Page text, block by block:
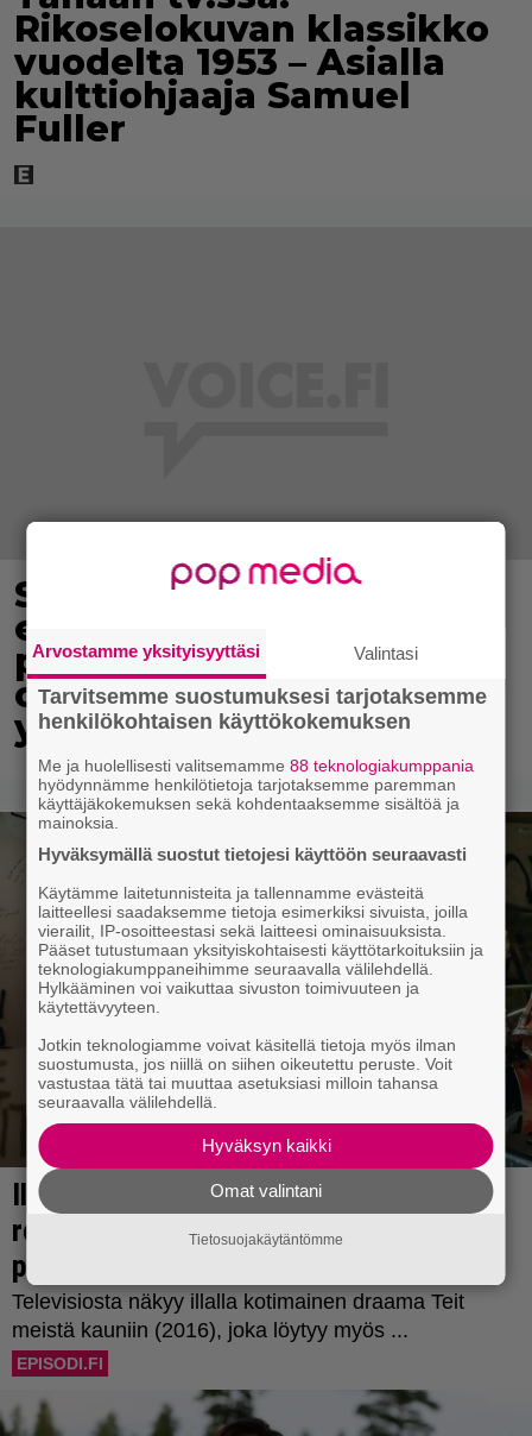
Rikoselokuvan klassikko
vuodelta 1953 – Asialla
kulttiohjaaja Samuel
Fuller
Sonja Aiello hullaantui
elämään pienellä
paikkakunnalla – ”Voi
ottaa vaikka ilman
yläosaa aurinkoa”
Arvostamme yksityisyyttäsi Valintasi
Tarvitsemme suostumuksesi tarjotaksemme
henkilökohtaisen käyttökokemuksen
Me ja huolellisesti valitsemamme88 teknologiakumppania
hyödynnämme henkilötietoja tarjotaksemme paremman
käyttäjäkokemuksen sekä kohdentaaksemme sisältöä ja
mainoksia.
Hyväksymällä suostut tietojesi käyttöön seuraavasti
Käytämme laitetunnisteita ja tallennamme evästeitä
laitteellesi saadaksemme tietoja esimerkiksi sivuista, joilla
vierailit, IP-osoitteestasi sekä laitteesi ominaisuuksista.
Pääset tutustumaan yksityiskohtaisesti käyttötarkoituksiin ja
teknologiakumppaneihimme seuraavalla välilehdellä.
Hylkääminen voi vaikuttaa sivuston toimivuuteen ja
käytettävyyteen.
Jotkin teknologiamme voivat käsitellä tietoja myös ilman
suostumusta, jos niillä on siihen oikeutettu peruste. Voit
vastustaa tätä tai muuttaa asetuksiasi milloin tahansa
seuraavalla välilehdellä.
Hyväksyn kaikki
Omat valintani
Tietosuojakäytäntömme